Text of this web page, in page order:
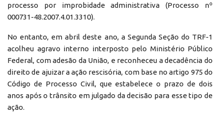
processo por improbidade administrativa (Processo nº
000731-48.2007.4.01.3310).
No entanto, em abril deste ano, a Segunda Seção do TRF-1
acolheu agravo interno interposto pelo Ministério Público
Federal, com adesão da União, e reconheceu a decadência do
direito de ajuizar a ação rescisória, com base no artigo 975 do
Código de Processo Civil, que estabelece o prazo de dois
anos após o trânsito em julgado da decisão para esse tipo de
ação.